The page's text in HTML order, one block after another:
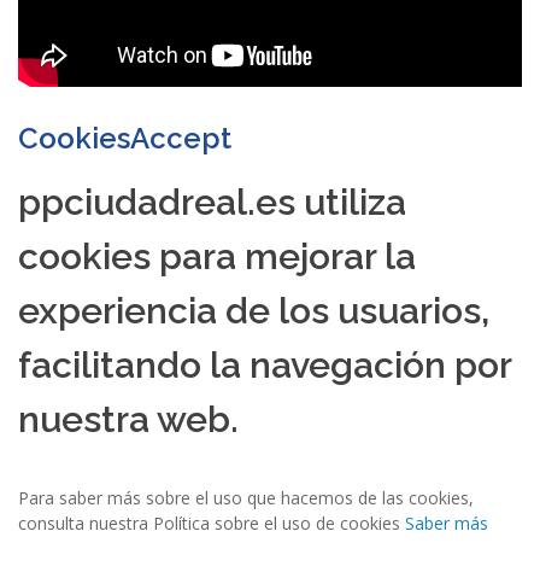
CookiesAccept
ppciudadreal.es utiliza
cookies para mejorar la
experiencia de los usuarios,
facilitando la navegación por
nuestra web.
Para saber más sobre el uso que hacemos de las cookies,
consulta nuestra Política sobre el uso de cookies Saber más